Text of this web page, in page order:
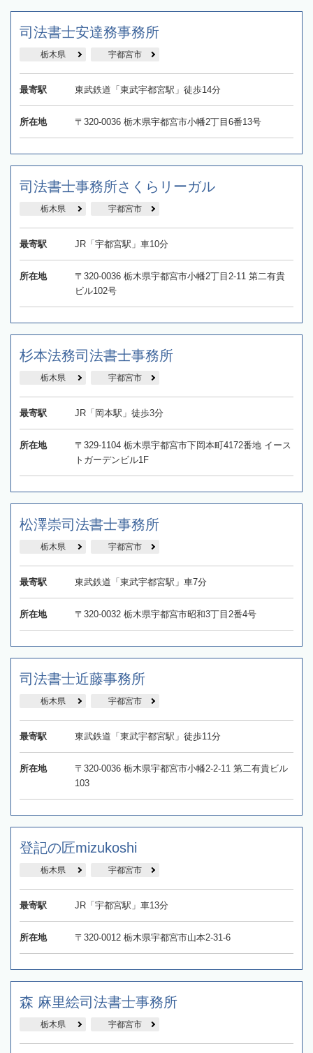
司法書士安達務事務所
栃木県 宇都宮市
最寄駅 東武鉄道「東武宇都宮駅」徒歩14分
所在地 〒320-0036 栃木県宇都宮市小幡2丁目6番13号
司法書士事務所さくらリーガル
栃木県 宇都宮市
最寄駅 JR「宇都宮駅」車10分
所在地
〒320-0036 栃木県宇都宮市小幡2丁目2-11 第二有貴
ビル102号
杉本法務司法書士事務所
栃木県 宇都宮市
最寄駅 JR「岡本駅」徒歩3分
所在地
〒329-1104 栃木県宇都宮市下岡本町4172番地 イース
トガーデンビル1F
松澤崇司法書士事務所
栃木県 宇都宮市
最寄駅 東武鉄道「東武宇都宮駅」車7分
所在地 〒320-0032 栃木県宇都宮市昭和3丁目2番4号
司法書士近藤事務所
栃木県 宇都宮市
最寄駅 東武鉄道「東武宇都宮駅」徒歩11分
所在地
〒320-0036 栃木県宇都宮市小幡2-2-11 第二有貴ビル
103
登記の匠mizukoshi
栃木県 宇都宮市
最寄駅 JR「宇都宮駅」車13分
所在地 〒320-0012 栃木県宇都宮市山本2-31-6
森 麻里絵司法書士事務所
栃木県 宇都宮市